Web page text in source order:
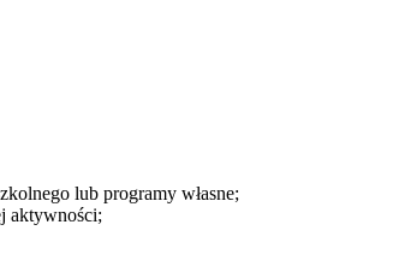
lub programy własne;
aktywności;